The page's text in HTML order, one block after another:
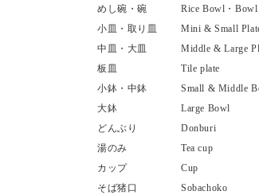
めし碗・碗
Rice Bowl・Bowl
小皿・取り皿
Mini & Small
中皿・大皿
Middle & Large
板皿
Tile plate
小鉢・中鉢
Small & Middle
大鉢
Large Bowl
どんぶり
Donburi
湯のみ
Tea cup
カップ
Cup
そば猪口
Sobachoko